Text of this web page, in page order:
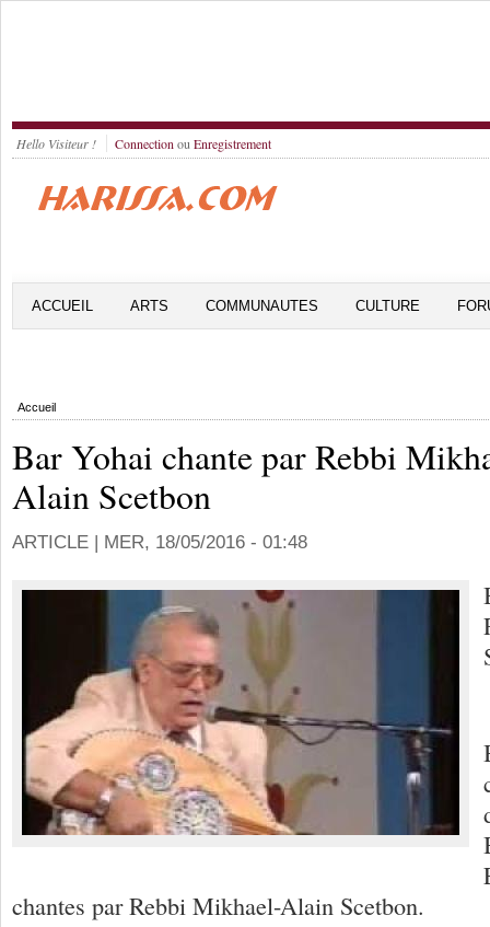
Hello Visiteur ! Connection ou Enregistrement
ACCUEIL ARTS COMMUNAUTES CULTURE
Accueil
Bar Yohai chante par Rebbi
Alain Scetbon
ARTICLE | MER, 18/05/2016 - 01:48
chantes par Rebbi Mikhael-Alain Scetbon.